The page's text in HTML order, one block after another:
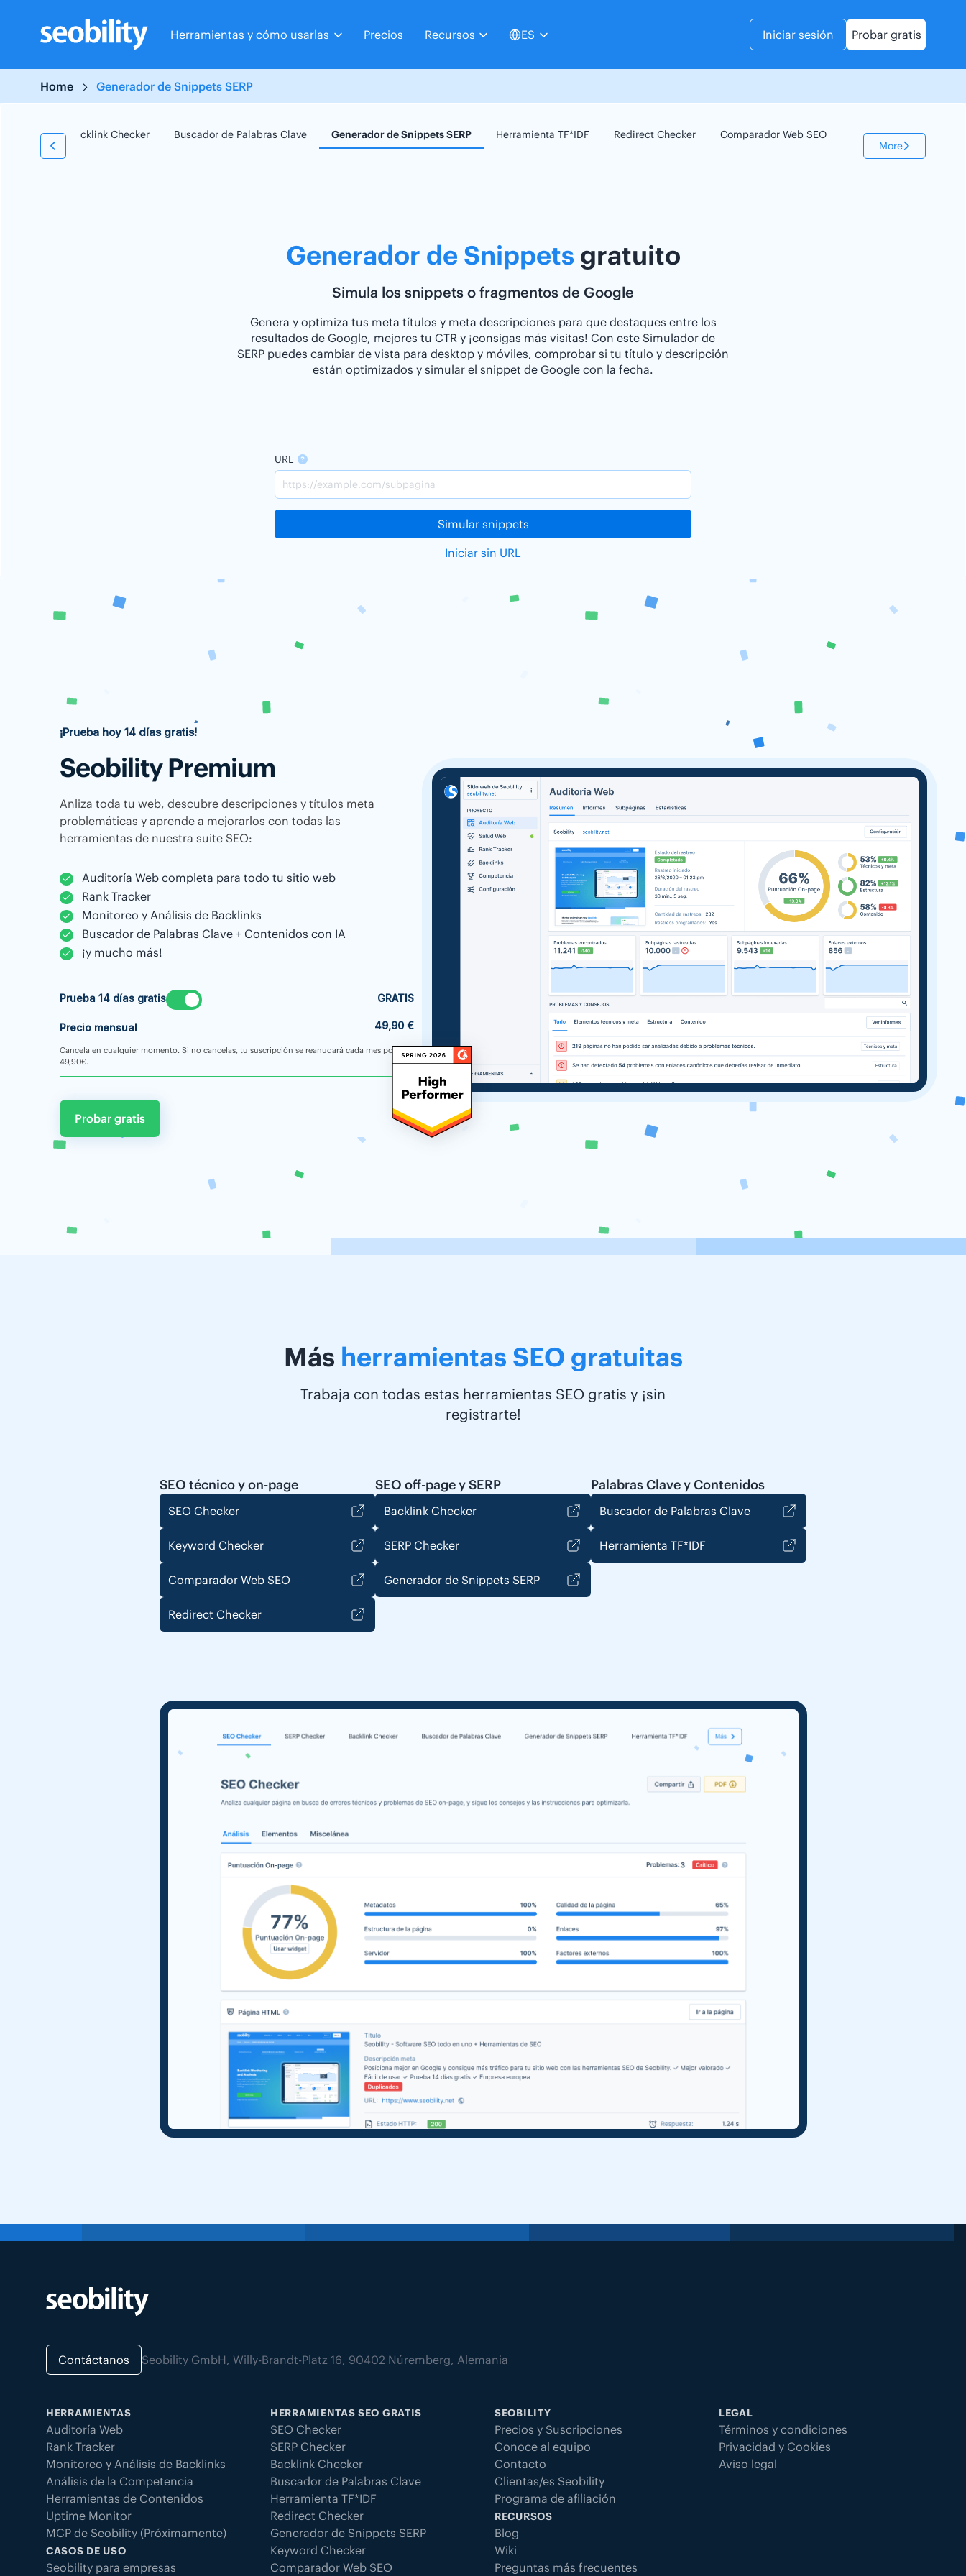
content
Herramientas y cómo usarlas Precios Recursos ES Iniciar sesión Probar gratis
Home Generador de Snippets SERP
Checker Backlink Checker Buscador de Palabras Clave Generador de Snippets SERP Herramienta TF*IDF Redirect Checker Comparador Web SEO
Keyword Checker
More
Generador de Snippets gratuito
Simula los snippets o fragmentos de Google
Genera y optimiza tus meta títulos y meta descripciones para que destaques entre los
resultados de Google, mejores tu CTR y ¡consigas más visitas! Con este Simulador de
SERP puedes cambiar de vista para desktop y móviles, comprobar si tu título y descripción
están optimizados y simular el snippet de Google con la fecha.
URL
Simular snippets
Iniciar sin URL
¡Prueba hoy 14 días gratis!
Seobility Premium
Anliza toda tu web, descubre descripciones y títulos meta
problemáticas y aprende a mejorarlos con todas las
herramientas de nuestra suite SEO:
Auditoría Web completa para todo tu sitio web
Rank Tracker
Monitoreo y Análisis de Backlinks
Buscador de Palabras Clave + Contenidos con IA
¡y mucho más!
Prueba 14 días gratis GRATIS
Precio mensual 49,90 €
Cancela en cualquier momento. Si no cancelas, tu suscripción se reanudará cada mes por
49,90€.
Probar gratis
Más herramientas SEO gratuitas
Trabaja con todas estas herramientas SEO gratis y ¡sin
registrarte!
SEO técnico y on-page
SEO Checker
Keyword Checker
Comparador Web SEO
Redirect Checker
SEO off-page y SERP
Backlink Checker
SERP Checker
Generador de Snippets SERP
Palabras Clave y Contenidos
Buscador de Palabras Clave
Herramienta TF*IDF
Contáctanos Seobility GmbH, Willy-Brandt-Platz 16, 90402 Núremberg, Alemania
HERRAMIENTAS
Auditoría Web
Rank Tracker
Monitoreo y Análisis de Backlinks
Análisis de la Competencia
Herramientas de Contenidos
Uptime Monitor
MCP de Seobility (Próximamente)
CASOS DE USO
Seobility para empresas
HERRAMIENTAS SEO GRATIS
SEO Checker
SERP Checker
Backlink Checker
Buscador de Palabras Clave
Herramienta TF*IDF
Redirect Checker
Generador de Snippets SERP
Keyword Checker
Comparador Web SEO
SEOBILITY
Precios y Suscripciones
Conoce al equipo
Contacto
Clientas/es Seobility
Programa de afiliación
RECURSOS
Blog
Wiki
Preguntas más frecuentes
LEGAL
Términos y condiciones
Privacidad y Cookies
Aviso legal